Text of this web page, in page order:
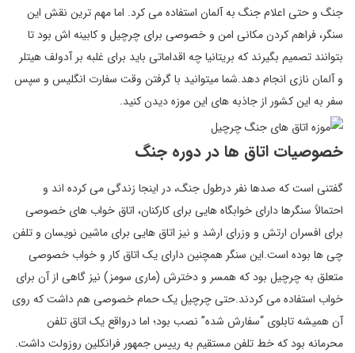
جنگ و حتی اعلام جنگ به آلمان استفاده می کرد. اما مهم ترین نقش این
سنگر، فراهم کردن مکانی امن و خصوصی برای چرچیل و کابینه اش بود تا
بتوانند تصمیم بگیرند که بریتانیا چه اقداماتی باید برای غلبه بر آدولف هیتلر
و آلمان نازی انجام دهد.شما میتوانید با گرفتن وقت سفارت انگلیس و سپس
سفر به این کشور از جاذبه های این موزه دیدن کنید.
خصوصیات اتاق ها در دوره جنگ
گفتنی است که صدها نفر درطول جنگ، در اینجا زندگی می کرده اند و
احتمالاً سنگرها دارای خوابگاه هایی برای کارکنان، اتاق خواب های خصوصی
برای افسران ارتش و وزرای ارشد و نیز اتاق هایی برای ماشین نویسان و تلفن
چی ها بوده است.این سنگر همچنین دارای یک اتاق کار و خواب خصوصی
متعلق به چرچیل بود که همسر و دخترش (ماری سومز) نیز گاهی از آن برای
خواب استفاده می کردند.حتی چرچیل یک حمام خصوصی هم داشت که روی
آن همیشه تابلوی “سفارش شده” نصب بود؛ اما درواقع یک اتاق تلفن
محرمانه بود که خط تلفن مستقیم به رییس جمهور فرانکلین روزولت داشت.